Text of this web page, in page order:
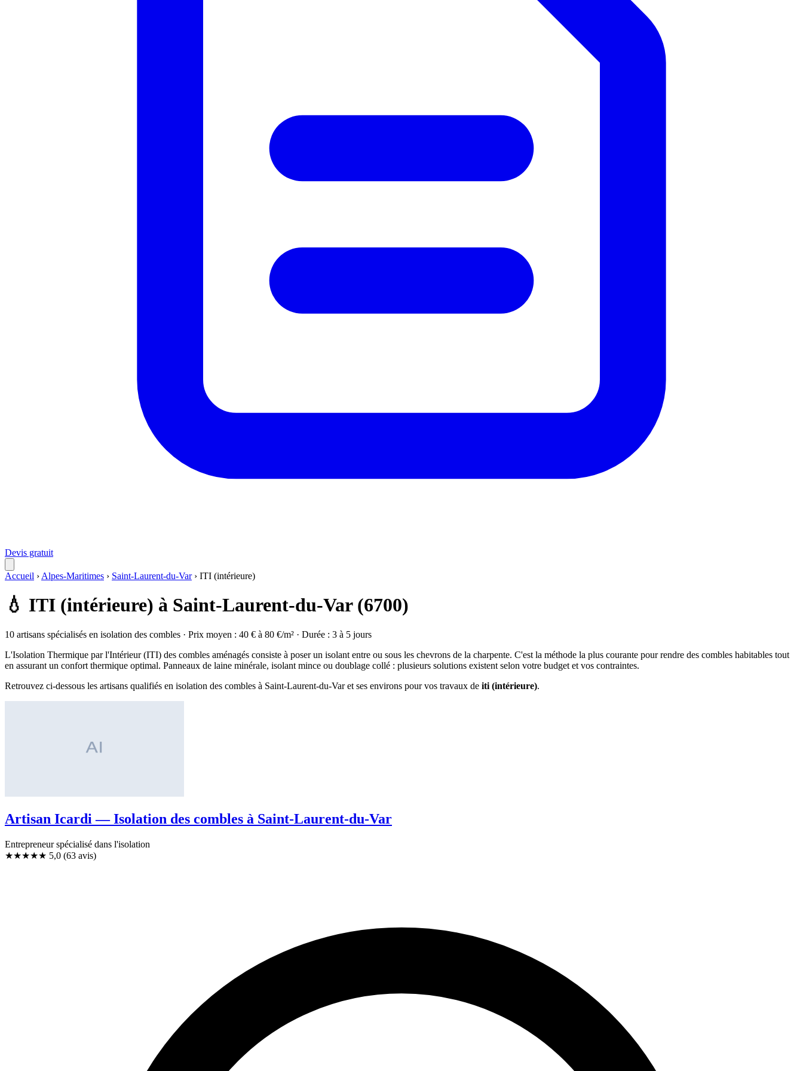
Devis gratuit
Accueil › Alpes-Maritimes › Saint-Laurent-du-Var › ITI (intérieure)
💧 ITI (intérieure) à Saint-Laurent-du-Var (6700)
10 artisans spécialisés en isolation des combles · Prix moyen : 40 € à 80 €/m² · Durée : 3 à 5 jours
L'Isolation Thermique par l'Intérieur (ITI) des combles aménagés consiste à poser un isolant entre ou sous les chevrons de la charpente. C'est la méthode la plus courante pour rendre des combles habitables tout
en assurant un confort thermique optimal. Panneaux de laine minérale, isolant mince ou doublage collé : plusieurs solutions existent selon votre budget et vos contraintes.
Retrouvez ci-dessous les artisans qualifiés en isolation des combles à Saint-Laurent-du-Var et ses environs pour vos travaux de iti (intérieure).
Artisan Icardi — Isolation des combles à Saint-Laurent-du-Var
Entrepreneur spécialisé dans l'isolation
★★★★★ 5,0 (63 avis)